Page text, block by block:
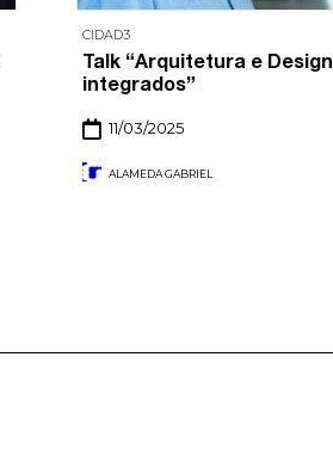
CIDAD3
Talk “Arquitetura e Design
integrados”
11/03/2025
ALAMEDA GABRIEL